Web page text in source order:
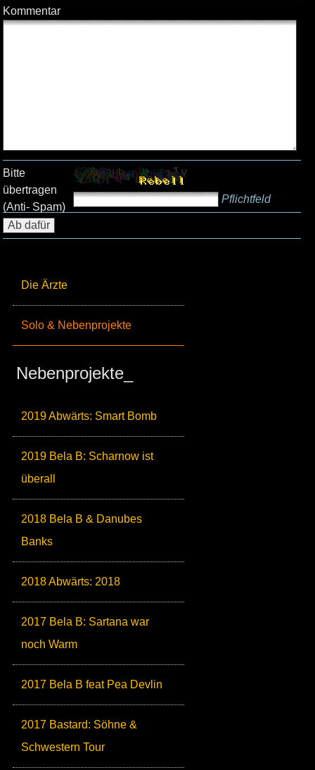
Die Ärzte
Solo & Nebenprojekte
Nebenprojekte_
2019 Abwärts: Smart Bomb
2019 Bela B: Scharnow ist
überall
2018 Bela B & Danubes
Banks
2018 Abwärts: 2018
2017 Bela B: Sartana war
noch Warm
2017 Bela B feat Pea Devlin
2017 Bastard: Söhne &
Schwestern Tour
Kommentar
Bitte
übertragen
(Anti- Spam)
Pflichtfeld